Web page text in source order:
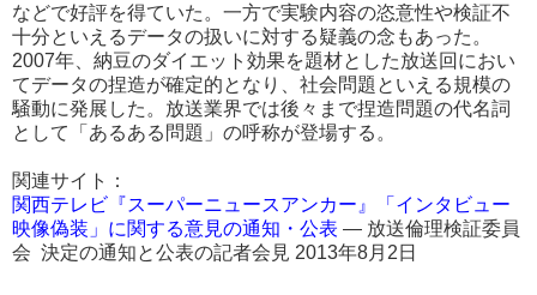
などで好評を得ていた。一方で実験内容の恣意性や検証不
十分といえるデータの扱いに対する疑義の念もあった。
2007年、納豆のダイエット効果を題材とした放送回におい
てデータの捏造が確定的となり、社会問題といえる規模の
騒動に発展した。放送業界では後々まで捏造問題の代名詞
として「あるある問題」の呼称が登場する。
関連サイト：
関西テレビ『スーパーニュースアンカー』「インタビュー
映像偽装」に関する意見の通知・公表 ― 放送倫理検証委員
会 決定の通知と公表の記者会見 2013年8月2日